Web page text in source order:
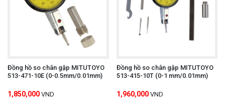
Đồng hồ so chân gập MITUTOYO
513-471-10E (0-0.5mm/0.01mm)
1,850,000 VND
Đồng hồ so chân gập MITUTOYO
513-415-10T (0-1 mm/0.01mm)
1,960,000 VND